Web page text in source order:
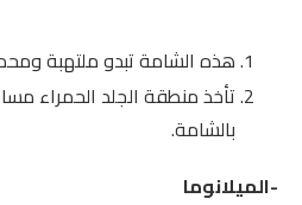
هذه الشامة تبدو ملتهبة
تأخذ منطقة الجلد الحمراء
بالشامة.
-الميلانوما